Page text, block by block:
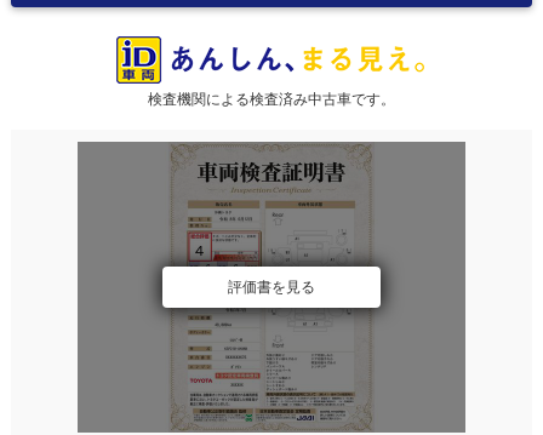
検査機関による検査済み中古車です。
評価書を見る